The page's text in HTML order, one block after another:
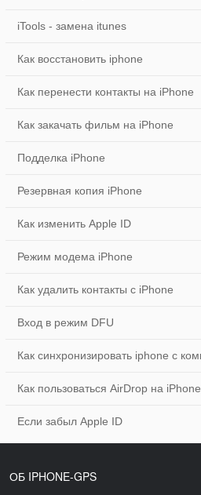
iTools - замена itunes
Как восстановить iphone
Как перенести контакты на iPhone
Как закачать фильм на iPhone
Подделка iPhone
Резервная копия iPhone
Как изменить Apple ID
Режим модема iPhone
Как удалить контакты с iPhone
Вход в режим DFU
Как синхронизировать iphone с
Как пользоваться AirDrop на iPhone
Если забыл Apple ID
ОБ IPHONE-GPS